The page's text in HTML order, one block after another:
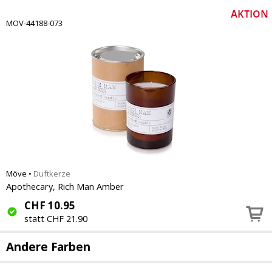
MOV-44188-073
Möve • Duftkerze
Apothecary, Rich Man Amber
CHF 10.95
statt CHF 21.90
Andere Farben